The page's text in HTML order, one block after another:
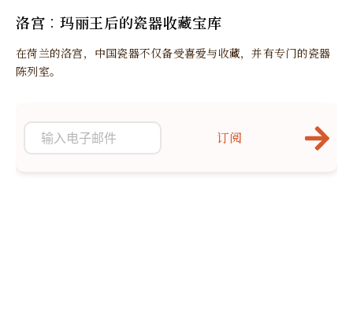
洛宫︰玛丽王后的瓷器收藏宝库
在荷兰的洛宫，中国瓷器不仅备受喜爱与收藏，并有专门的瓷器
陈列室。
订阅